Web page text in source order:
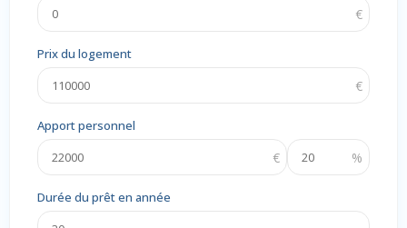
Prix du logement
Apport personnel
Durée du prêt en année